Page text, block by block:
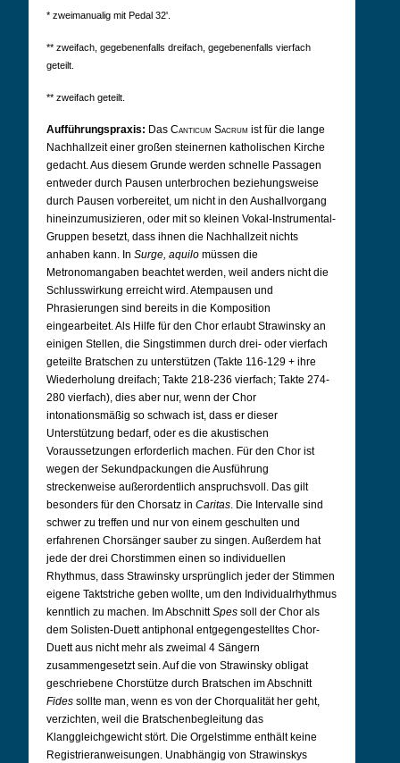
* zweimanualig mit Pedal 32'.
** zweifach, gegebenenfalls dreifach, gegebenenfalls vierfach
geteilt.
** zweifach geteilt.
Aufführungspraxis: Das Canticum Sacrum ist für die lange
Nachhallzeit einer großen steinernen katholischen Kirche
gedacht. Aus diesem Grunde werden schnelle Passagen
entweder durch Pausen unterbrochen beziehungsweise
durch Pausen vorbereitet, um nicht in den Aushallvorgang
hineinzumusizieren, oder mit so kleinen Vokal-Instrumental-
Gruppen besetzt, dass ihnen die Nachhallzeit nichts
anhaben kann. In Surge, aquilo müssen die
Metronomangaben beachtet werden, weil anders nicht die
Schlusswirkung erreicht wird. Atempausen und
Phrasierungen sind bereits in die Komposition
eingearbeitet. Als Hilfe für den Chor erlaubt Strawinsky an
einigen Stellen, die Singstimmen durch drei- oder vierfach
geteilte Bratschen zu unterstützen (Takte 116-129 + ihre
Wiederholung dreifach; Takte 218-236 vierfach; Takte 274-
280 vierfach), dies aber nur, wenn der Chor
intonationsmäßig so schwach ist, dass er dieser
Unterstützung bedarf, oder es die akustischen
Voraussetzungen erforderlich machen. Für den Chor ist
wegen der Sekundpackungen die Ausführung
streckenweise außerordentlich anspruchsvoll. Das gilt
besonders für den Chorsatz in Caritas. Die Intervalle sind
schwer zu treffen und nur von einem geschulten und
erfahrenen Chorsänger sauber zu singen. Außerdem hat
jede der drei Chorstimmen einen so individuellen
Rhythmus, dass Strawinsky ursprünglich jeder der Stimmen
eigene Taktstriche geben wollte, um den Individualrhythmus
kenntlich zu machen. Im AbschnittSpes soll der Chor als
dem Solisten-Duett antiphonal entgegengestelltes Chor-
Duett aus nicht mehr als zweimal 4 Sängern
zusammengesetzt sein. Auf die von Strawinsky obligat
geschriebene Chorstütze durch Bratschen im Abschnitt
Fides sollte man, wenn es von der Chorqualität her geht,
verzichten, weil die Bratschenbegleitung das
Klanggleichgewicht stört. Die Orgelstimme enthält keine
Registrieranweisungen. Unabhängig von Strawinskys